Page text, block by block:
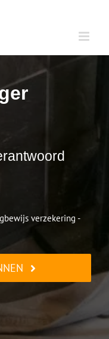
verzekering -